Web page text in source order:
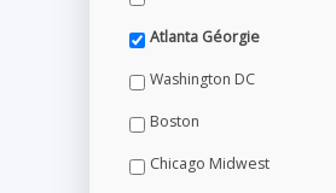
Atlanta Géorgie
Washington DC
Boston
Chicago Midwest